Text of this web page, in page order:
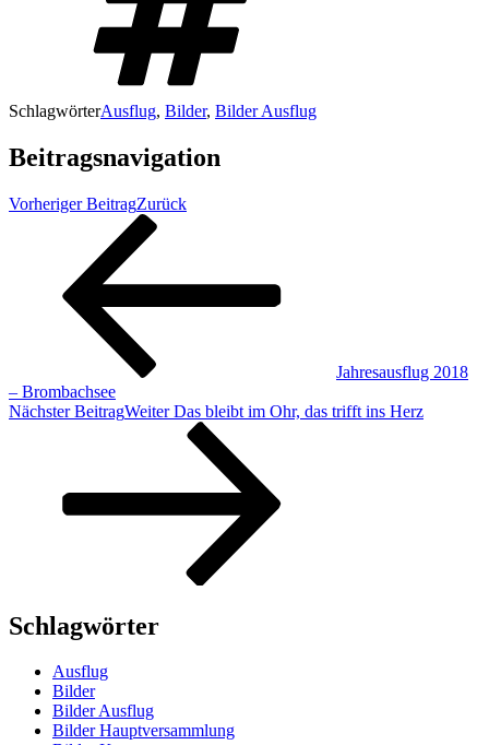
SchlagwörterAusflug, Bilder, Bilder Ausflug
Beitragsnavigation
Vorheriger BeitragZurück
Jahresausflug 2018
– Brombachsee
Nächster BeitragWeiter Das bleibt im Ohr, das trifft ins Herz
Schlagwörter
Ausflug
Bilder
Bilder Ausflug
Bilder Hauptversammlung